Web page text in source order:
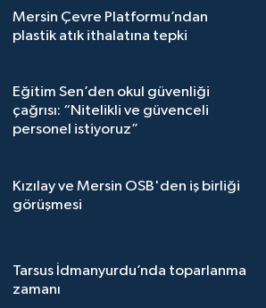
Mersin Çevre Platformu’ndan
plastik atık ithalatına tepki
Eğitim Sen’den okul güvenliği
çağrısı: “Nitelikli ve güvenceli
personel istiyoruz”
Kızılay ve Mersin OSB'den iş birliği
görüşmesi
Tarsus İdmanyurdu’nda toparlanma
zamanı